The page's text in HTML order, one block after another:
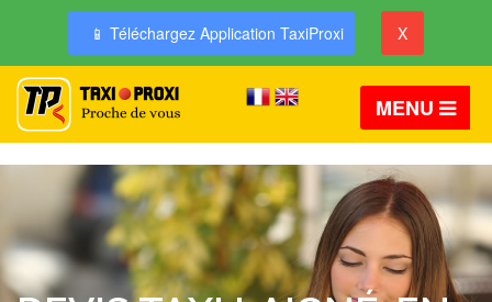
📱 Téléchargez Application TaxiProxi X
MENU